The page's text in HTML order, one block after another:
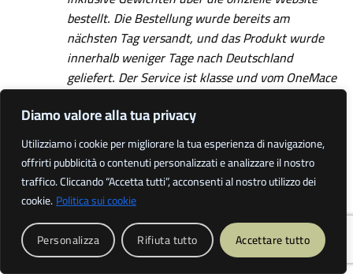
Diamo valore alla tua privacy
Utilizziamo i cookie per migliorare la tua esperienza di navigazione,
offrirti pubblicità o contenuti personalizzati e analizzare il nostro
traffico. Cliccando “Accetta tutti”, acconsenti al nostro utilizzo dei
cookie.Politica sui cookie
Personalizza
Rifiuta tutto Accettare tutto
bestellt. Die Bestellung wurde bereits am
nächsten Tag versandt, und das Produkt wurde
innerhalb weniger Tage nach Deutschland
geliefert. Der Service ist klasse und vom OneMace
bin ich absolut begeistert. Beim nächsten Mal
werde ich Kettlebells bestellen. Eine
hundertprozentige Weiterempfehlung! Vielen
Dank!
Francis M.
Proprietario verificato
17 Novembre 2024
Macebell regolabile 10-30kg